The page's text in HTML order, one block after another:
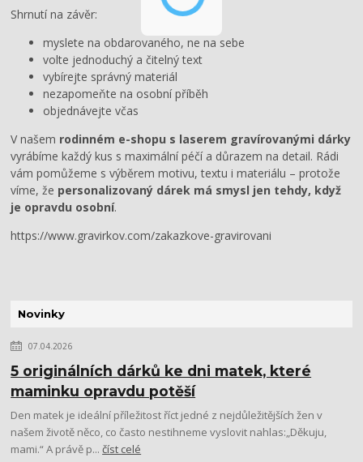
Novinky
07.04.2026
5 originálních dárků ke dni matek, které
maminku opravdu potěší
Den matek je ideální příležitost říct jedné z nejdůležitějších žen v
našem životě něco, co často nestihneme vyslovit nahlas:„Děkuju,
mami.“ A právě p...číst celé
Shrnutí na závěr:
myslete na obdarovaného, ne na sebe
volte jednoduchý a čitelný text
vybírejte správný materiál
nezapomeňte na osobní příběh
objednávejte včas
V našem rodinném e-shopu s laserem gravírovanými dárky
vyrábíme každý kus s maximální péčí a důrazem na detail. Rádi
vám pomůžeme s výběrem motivu, textu i materiálu – protože
víme, že personalizovaný dárek má smysl jen tehdy, když
je opravdu osobní.
https://www.gravirkov.com/zakazkove-gravirovani